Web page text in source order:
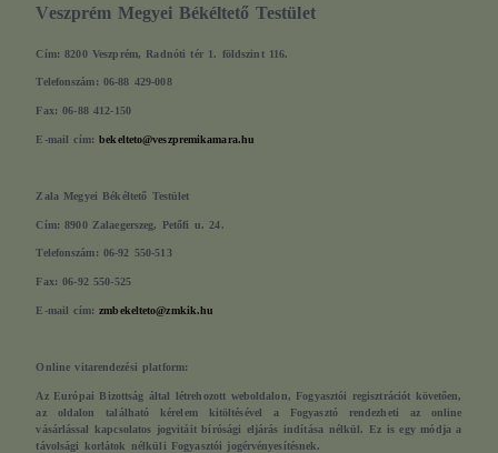
Veszprém Megyei Békéltető Testület
Cím: 8200 Veszprém, Radnóti tér 1. földszint 116.
Telefonszám: 06-88 429-008
Fax: 06-88 412-150
E-mail cím:bekelteto@veszpremikamara.hu
Zala Megyei Békéltető Testület
Cím: 8900 Zalaegerszeg, Petőfi u. 24.
Telefonszám: 06-92 550-513
Fax: 06-92 550-525
E-mail cím:zmbekelteto@zmkik.hu
Online vitarendezési platform:
Az Európai Bizottság által létrehozott weboldalon, Fogyasztói regisztrációt követően,
az oldalon található kérelem kitöltésével a Fogyasztó rendezheti az online
vásárlással kapcsolatos jogvitáit bírósági eljárás indítása nélkül. Ez is egy módja a
távolsági korlátok nélküli Fogyasztói jogérvényesítésnek.